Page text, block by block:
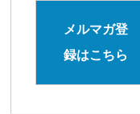
メルマガ登
録はこちら